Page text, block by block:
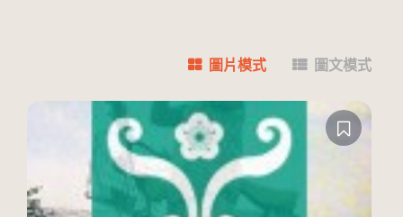
圖片模式 圖文模式